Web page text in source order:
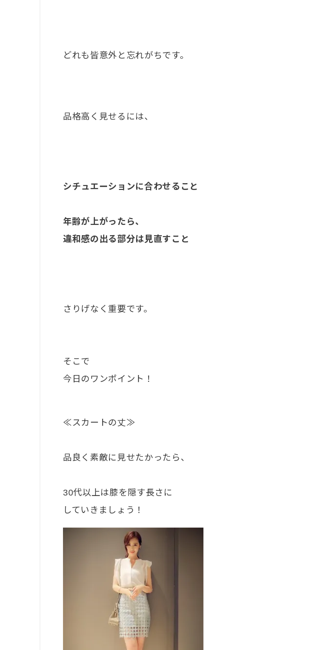
どれも皆意外と忘れがちです。
品格高く見せるには、
シチュエーションに合わせること
年齢が上がったら、
違和感の出る部分は見直すこと
さりげなく重要です。
そこで
今日のワンポイント！
≪スカートの丈≫
品良く素敵に見せたかったら、
30代以上は膝を隠す長さに
していきましょう！